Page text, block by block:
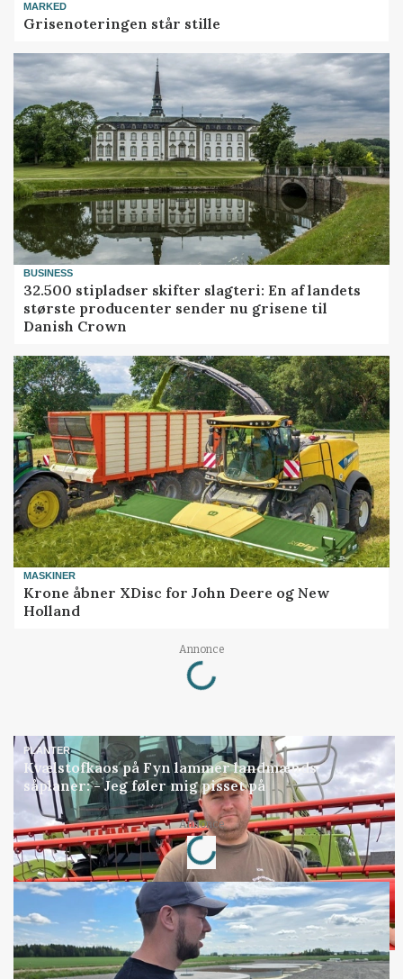
MARKED
Grisenoteringen står stille
BUSINESS
32.500 stipladser skifter slagteri: En af landets
største producenter sender nu grisene til
Danish Crown
MASKINER
Krone åbner XDisc for John Deere og New
Holland
Annonce
Loading...
PLANTER
Kvælstofkaos på Fyn lammer landmænds
såplaner: - Jeg føler mig pisset på
Annonce
Loading...